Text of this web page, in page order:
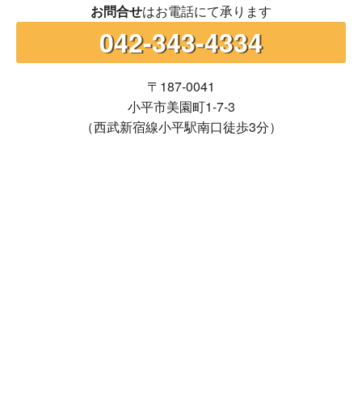
お問合せはお電話にて承ります
042-343-4334
〒187-0041
小平市美園町1-7-3
（西武新宿線小平駅南口徒歩3分）